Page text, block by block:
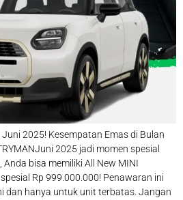
2025! Kesempatan Emas di Bulan
2025 jadi momen spesial
bisa memiliki All New MINI
Rp 999.000.000! Penawaran ini
dan hanya untuk unit terbatas. Jangan